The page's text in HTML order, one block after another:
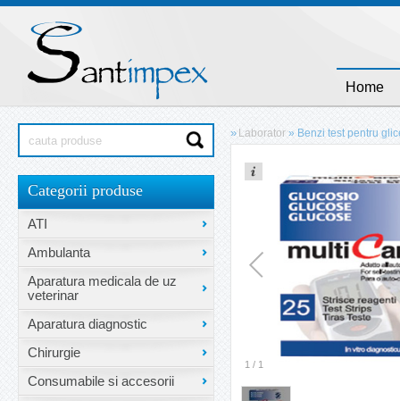
Home
Categorii produse
ATI
Ambulanta
Aparatura medicala de uz
veterinar
Aparatura diagnostic
Chirurgie
Consumabile si accesorii
» Laborator » Benzi test pentru
1 / 1